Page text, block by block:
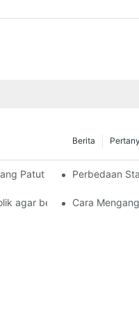
Berita
Patut Diperhatikan
Perbedaan
agar berkinerja optimal?
Cara